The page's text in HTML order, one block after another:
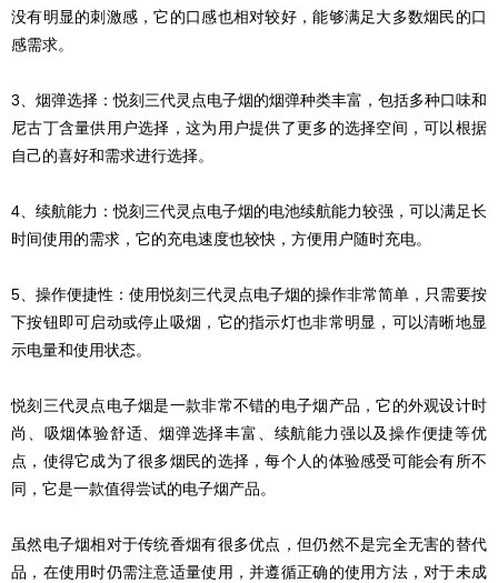
没有明显的刺激感，它的口感也相对较好，能够满足大多数烟民的口
感需求。
3、烟弹选择：悦刻三代灵点电子烟的烟弹种类丰富，包括多种口味和
尼古丁含量供用户选择，这为用户提供了更多的选择空间，可以根据
自己的喜好和需求进行选择。
4、续航能力：悦刻三代灵点电子烟的电池续航能力较强，可以满足长
时间使用的需求，它的充电速度也较快，方便用户随时充电。
5、操作便捷性：使用悦刻三代灵点电子烟的操作非常简单，只需要按
下按钮即可启动或停止吸烟，它的指示灯也非常明显，可以清晰地显
示电量和使用状态。
悦刻三代灵点电子烟是一款非常不错的电子烟产品，它的外观设计时
尚、吸烟体验舒适、烟弹选择丰富、续航能力强以及操作便捷等优
点，使得它成为了很多烟民的选择，每个人的体验感受可能会有所不
同，它是一款值得尝试的电子烟产品。
虽然电子烟相对于传统香烟有很多优点，但仍然不是完全无害的替代
品，在使用时仍需注意适量使用，并遵循正确的使用方法，对于未成